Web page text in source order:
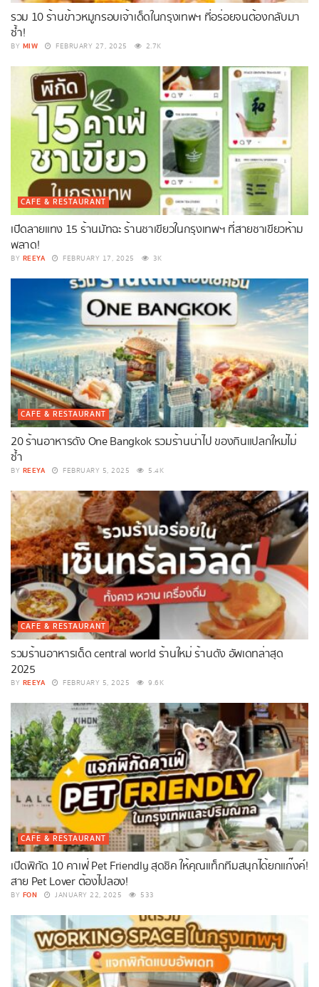
รวม 10 ร้านข้าวหมูกรอบเจ้าเด็ดในกรุงเทพฯ ที่อร่อยจนต้องกลับมา
ซ้ำ!
BY MIW FEBRUARY 27, 2025 2.7K
CAFE & RESTAURANT
เปิดลายแทง 15 ร้านมัทฉะ ร้านชาเขียวในกรุงเทพฯ ที่สายชาเขียวห้าม
พลาด!
BY REEYA FEBRUARY 17, 2025 3K
CAFE & RESTAURANT
20 ร้านอาหารดัง One Bangkok รวมร้านน่าไป ของกินแปลกใหม่ไม่
ซ้ำ
BY REEYA FEBRUARY 5, 2025 5.4K
CAFE & RESTAURANT
รวมร้านอาหารเด็ด central world ร้านใหม่ ร้านดัง อัพเดทล่าสุด
2025
BY REEYA FEBRUARY 5, 2025 9.6K
CAFE & RESTAURANT
เปิดพิกัด 10 คาเฟ่ Pet Friendly สุดชิค ให้คุณแท็กทีมสนุกได้ยกแก๊งค์!
สาย Pet Lover ต้องไปลอง!
BY FON JANUARY 22, 2025 533